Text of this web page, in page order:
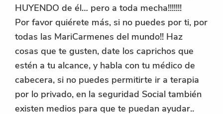
HUYENDO de él… pero a toda mecha!!!!!!!
Por favor quiérete más, si no puedes por ti, por
todas las MariCarmenes del mundo!! Haz
cosas que te gusten, date los caprichos que
estén a tu alcance, y habla con tu médico de
cabecera, si no puedes permitirte ir a terapia
por lo privado, en la seguridad Social también
existen medios para que te puedan ayudar..